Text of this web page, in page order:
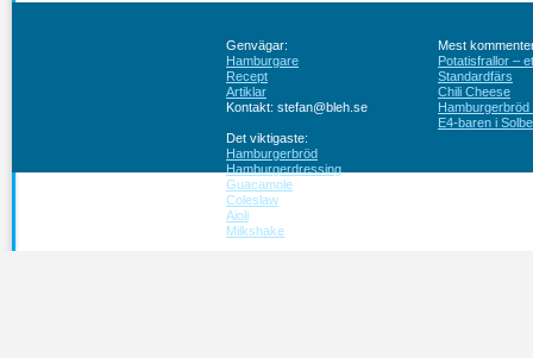
Genvägar:
Hamburgare
Recept
Artiklar
Kontakt: stefan@bleh.se
Mest
Potatisfrallor –
Standardfärs
Chili Cheese
E4-baren i
Det viktigaste:
Hamburgerbröd
Hamburgerdressing
Guacamole
Coleslaw
Aioli
Milkshake